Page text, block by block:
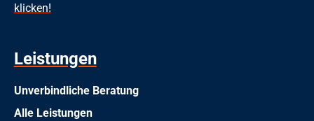
klicken!
Leistungen
Unverbindliche Beratung
Alle Leistungen